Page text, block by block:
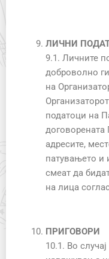
ЛИЧНИ
9.1. Личните
доброволно
на
податоци на
договорената
адресите,
патувањето и
смеат да
на лица
ПРИГОВОРИ
10.1. Во